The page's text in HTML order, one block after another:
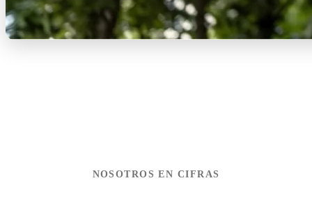
NOSOTROS EN CIFRAS